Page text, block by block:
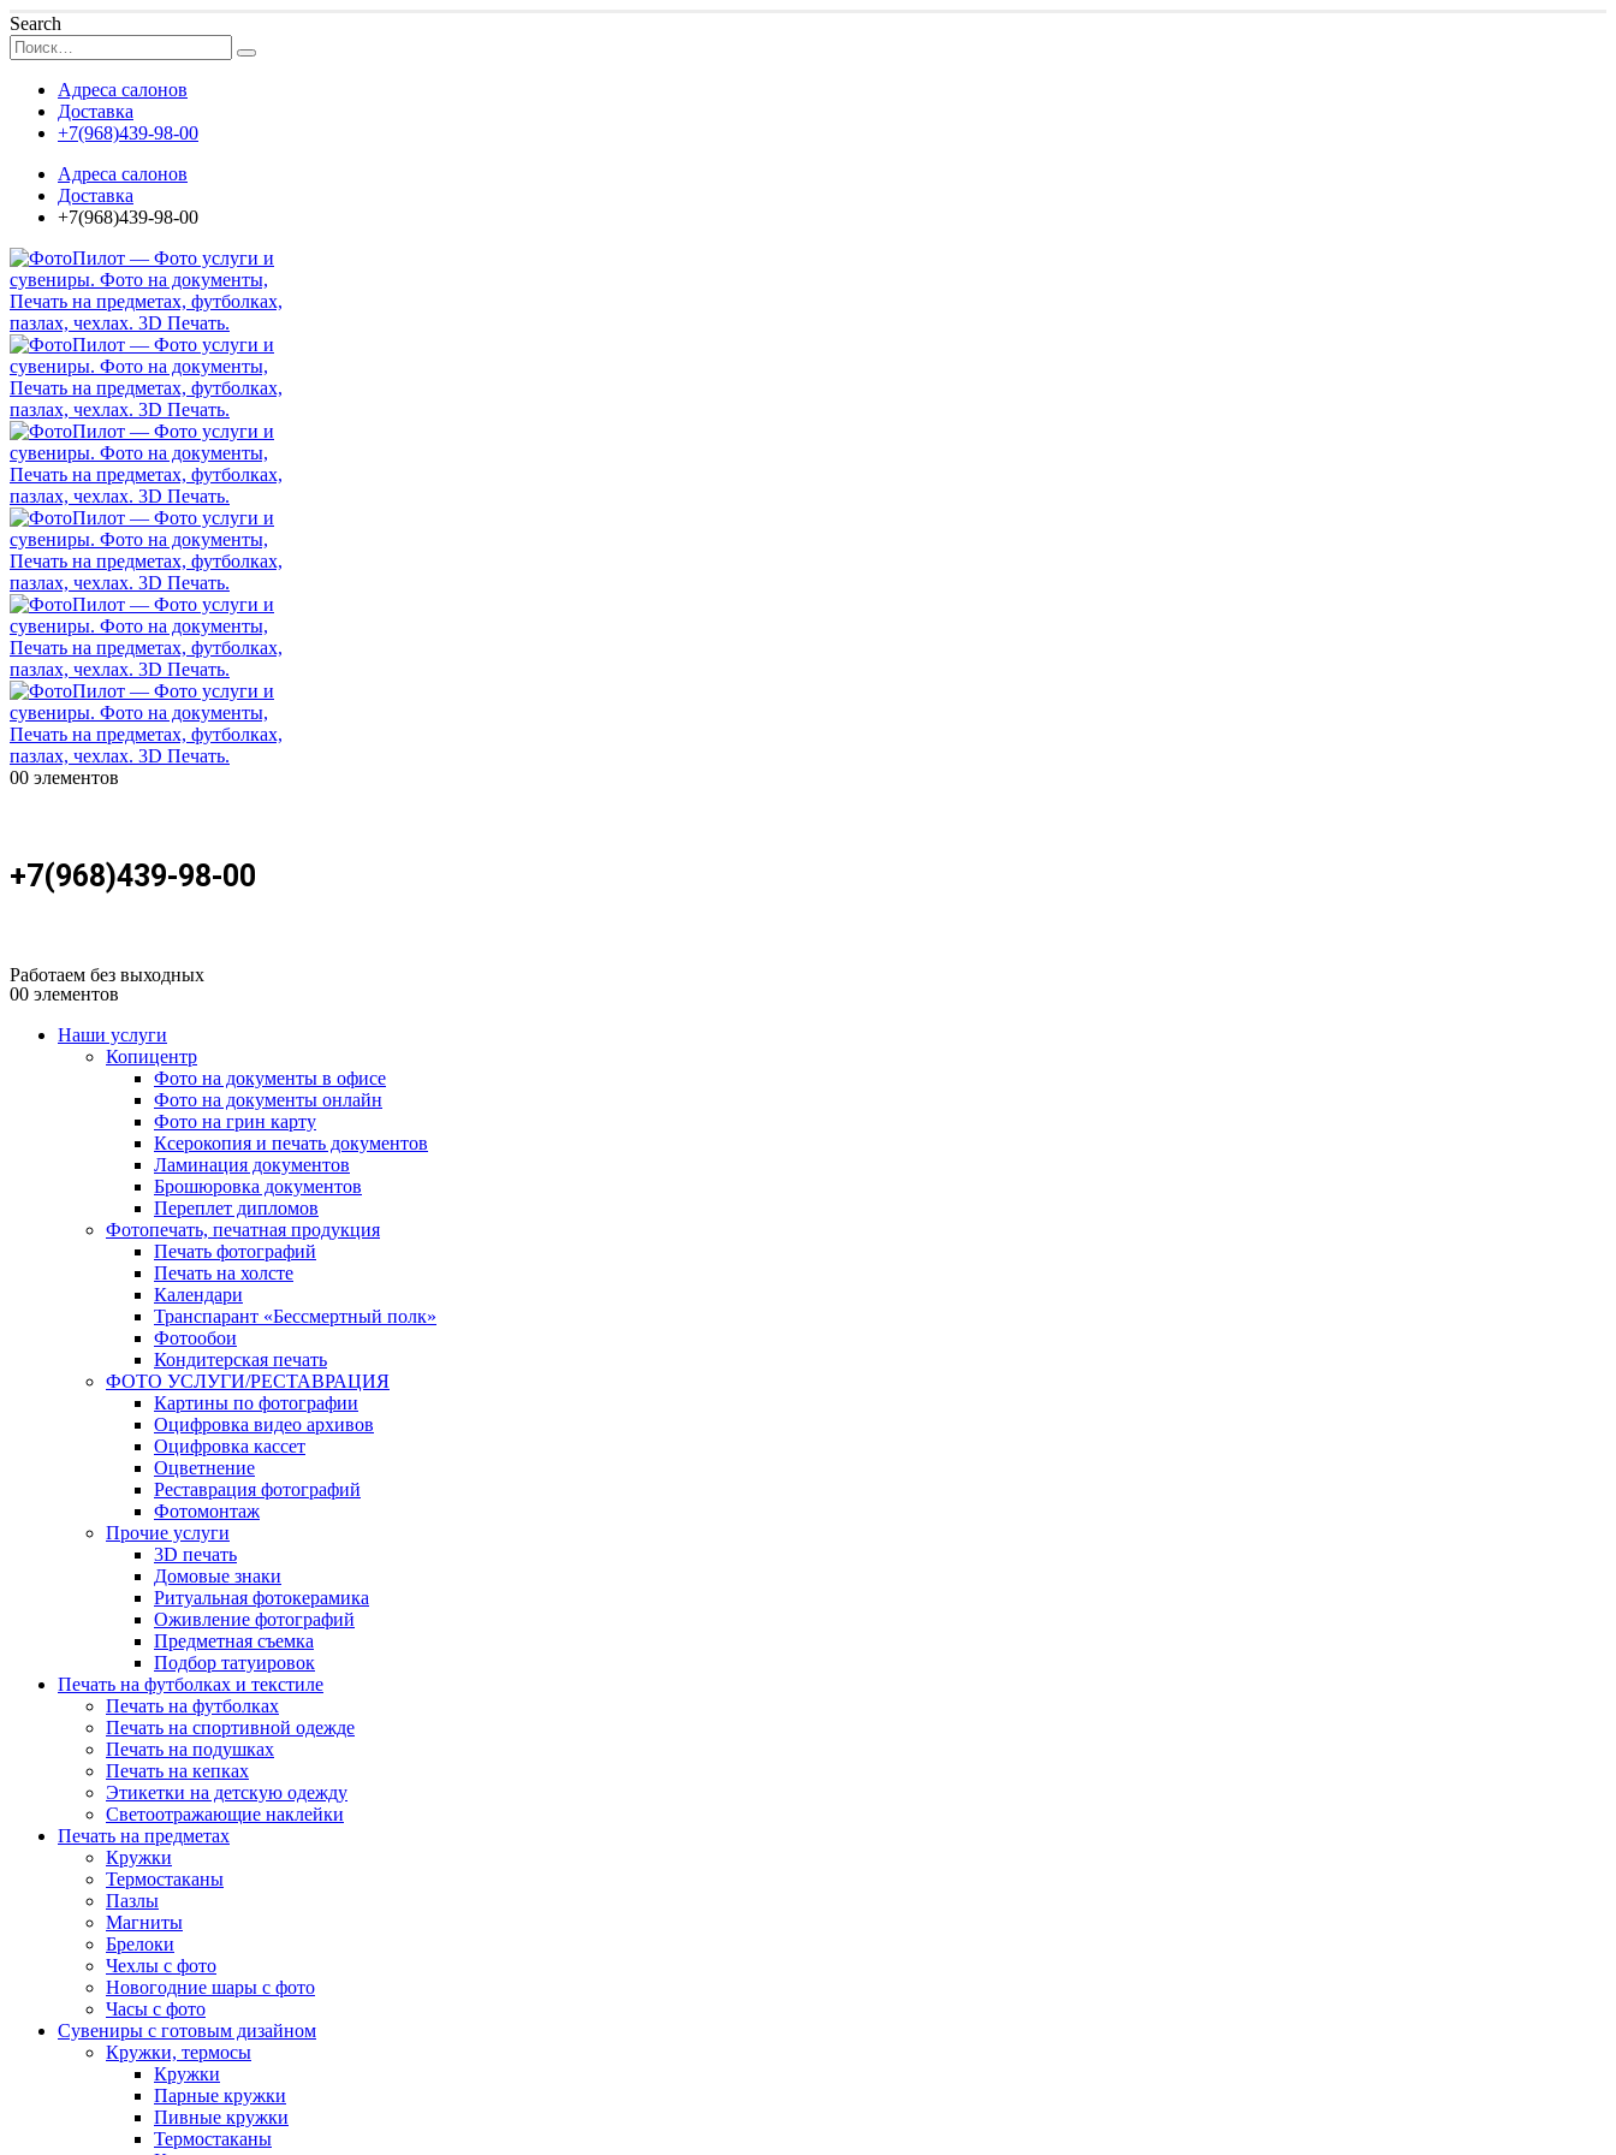
Search
Адреса салонов
Доставка
+7(968)439-98-00
Адреса салонов
Доставка
+7(968)439-98-00
00 элементов
+7(968)439-98-00
Работаем без выходных
00 элементов
Наши услуги
Копицентр
Фото на документы в офисе
Фото на документы онлайн
Фото на грин карту
Ксерокопия и печать документов
Ламинация документов
Брошюровка документов
Переплет дипломов
Фотопечать, печатная продукция
Печать фотографий
Печать на холсте
Календари
Транспарант «Бессмертный полк»
Фотообои
Кондитерская печать
ФОТО УСЛУГИ/РЕСТАВРАЦИЯ
Картины по фотографии
Оцифровка видео архивов
Оцифровка кассет
Оцветнение
Реставрация фотографий
Фотомонтаж
Прочие услуги
3D печать
Домовые знаки
Ритуальная фотокерамика
Оживление фотографий
Предметная съемка
Подбор татуировок
Печать на футболках и текстиле
Печать на футболках
Печать на спортивной одежде
Печать на подушках
Печать на кепках
Этикетки на детскую одежду
Светоотражающие наклейки
Печать на предметах
Кружки
Термостаканы
Пазлы
Магниты
Брелоки
Чехлы с фото
Новогодние шары с фото
Часы с фото
Сувениры с готовым дизайном
Кружки, термосы
Кружки
Парные кружки
Пивные кружки
Термостаканы